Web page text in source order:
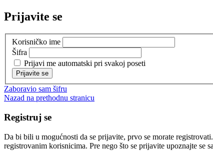
Prijavite se
Korisničko ime
Šifra
Prijavi me automatski pri svakoj poseti
Zaboravio sam šifru
Nazad na prethodnu stranicu
Registruj se
Da bi bili u mogućnosti da se prijavite, prvo se morate
registrovanim korisnicima. Pre nego što se prijavite upoznajte se